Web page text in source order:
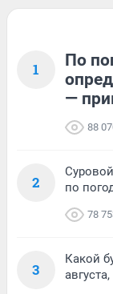
1
По
—
88
2
по
78
3
Какой